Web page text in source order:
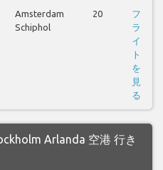
Amsterdam
Schiphol
20
フ
ラ
イ
ト
を
見
る
Arlanda 空港 行き